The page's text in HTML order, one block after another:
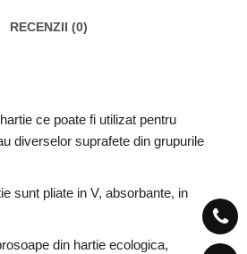
RECENZII (0)
ce poate fi utilizat pentru
diverselor suprafete din grupurile
sunt pliate in V, absorbante, in
din hartie ecologica,